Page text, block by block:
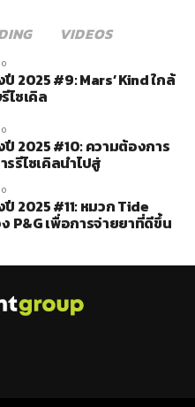
VIDEOS
2025 #9: Mars’ Kind ใกล้
ไซเคิล
2025 #10: ความต้องการ
รีไซเคิลนำไปสู่
2025 #11: หมวก Tide
P&G เพื่อการจ่ายยาที่ดีขึ้น